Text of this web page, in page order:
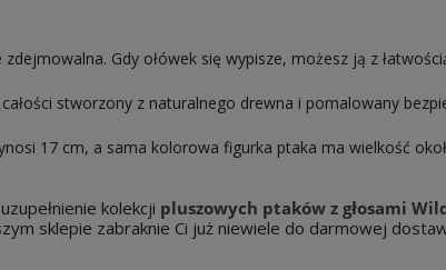
Gdy ołówek się wypisze, możesz ją z
stworzony z naturalnego drewna i pomalowany
17 cm, a sama kolorowa figurka ptaka ma wielkość
kolekcji pluszowych ptaków z głosami
sklepie zabraknie Ci już niewiele do darmowej